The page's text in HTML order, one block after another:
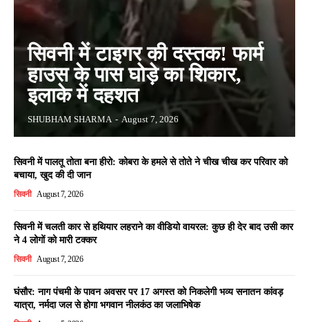
सिवनी में टाइगर की दस्तक! फार्म
हाउस के पास घोड़े का शिकार,
इलाके में दहशत
SHUBHAM SHARMA - August 7, 2026
सिवनी में पालतू तोता बना हीरो: कोबरा के हमले से तोते ने चीख चीख कर परिवार को
बचाया, खुद की दी जान
सिवनी August 7, 2026
सिवनी में चलती कार से हथियार लहराने का वीडियो वायरल: कुछ ही देर बाद उसी कार
ने 4 लोगों को मारी टक्कर
सिवनी August 7, 2026
घंसौर: नाग पंचमी के पावन अवसर पर 17 अगस्त को निकलेगी भव्य सनातन कांवड़
यात्रा, नर्मदा जल से होगा भगवान नीलकंठ का जलाभिषेक